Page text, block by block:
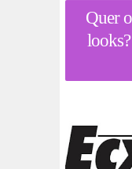
Quer